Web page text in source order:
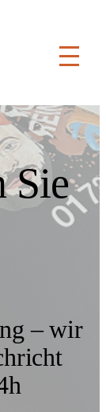
Sie
– wir